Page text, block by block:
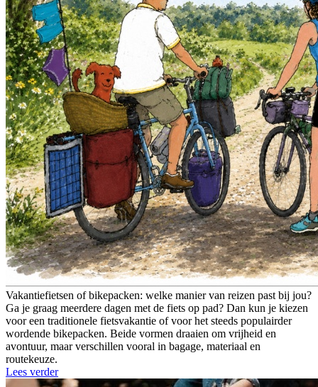
Vakantiefietsen of bikepacken: welke manier van reizen past bij jou?
Ga je graag meerdere dagen met de fiets op pad? Dan kun je kiezen
voor een traditionele fietsvakantie of voor het steeds populairder
wordende bikepacken. Beide vormen draaien om vrijheid en
avontuur, maar verschillen vooral in bagage, materiaal en
routekeuze.
Lees verder